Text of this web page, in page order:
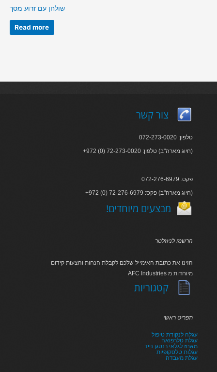
שולחן עם זרוע מסך
Read more
צור קשר
טלפון: 072-273-0020
+972 (0) 72-273-0020 :חיוג מארה"ב) טלפון)
פקס: 072-276-6979
+972 (0) 72-276-6979 :חיוג מארה"ב) פקס)
!מבצעים מיוחדים
הרשמו לניוזלטר
הזינו את כתובת האימייל שלכם לקבלת הנחות והצעות קידום
AFC Industries מיוחדות מ
קטגוריות
תפריט ראשי
עגלה לנקודת טיפול
עגלת טלרפואה
מאחז לגלאי רנטגן נייד
עגלות טלסקופיות
עגלת מעבדה